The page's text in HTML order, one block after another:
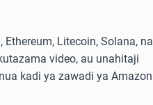
Litecoin, Solana, na
video, au unahitaji
kadi ya zawadi ya Amazon